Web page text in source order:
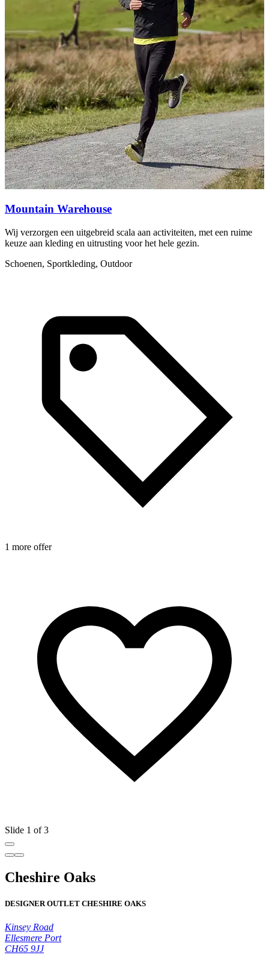
Mountain Warehouse
Wij verzorgen een uitgebreid scala aan activiteiten, met een ruime
keuze aan kleding en uitrusting voor het hele gezin.
Schoenen, Sportkleding, Outdoor
1 more offer
Slide 1 of 3
Cheshire Oaks
DESIGNER OUTLET CHESHIRE OAKS
Kinsey Road
Ellesmere Port
CH65 9JJ